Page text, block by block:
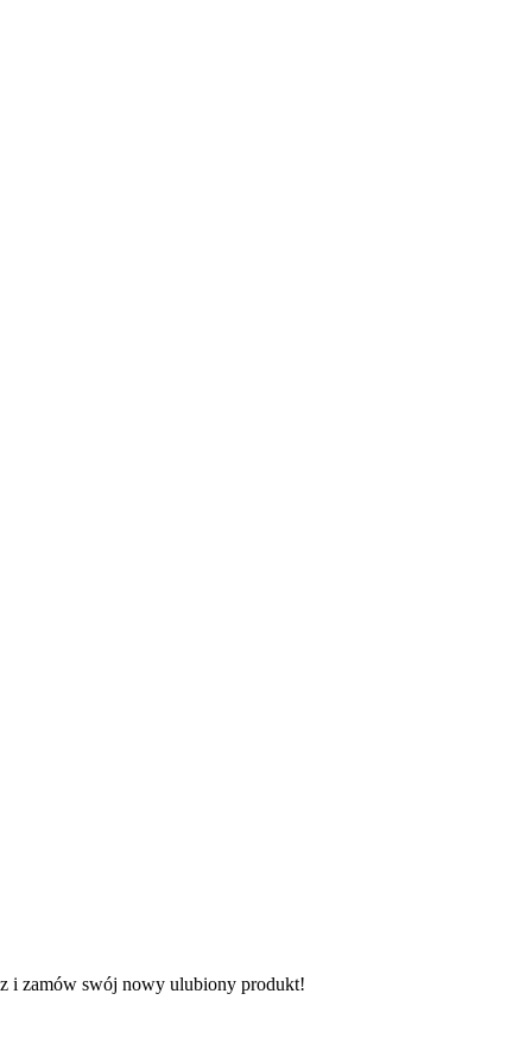
i zamów swój nowy ulubiony produkt!